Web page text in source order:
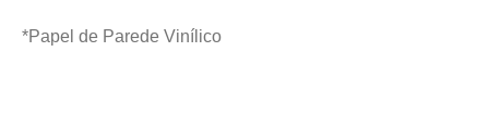
*Papel de Parede Vinílico